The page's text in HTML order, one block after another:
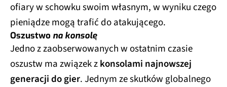
ofiary w schowku swoim własnym, w wyniku czego
pieniądze mogą trafić do atakującego.
Oszustwo na konsolę
Jedno z zaobserwowanych w ostatnim czasie
oszustw ma związek zkonsolami najnowszej
generacji do gier. Jednym ze skutków globalnego